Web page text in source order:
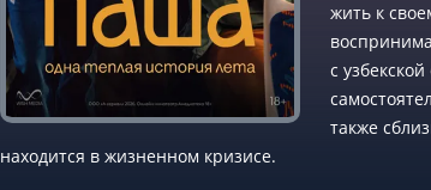
жить к
с
также
находится в жизненном кризисе.